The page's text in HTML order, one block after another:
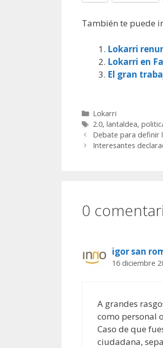
También te puede
Lokarri
Lokarri en
El gran
Categorías
Lokarri
Etiquetas
2.0, lantaldea,
Debate para definir
Interesantes
0
igor san
16 diciembre
A grandes
como personal
Caso de que
ciudadana,